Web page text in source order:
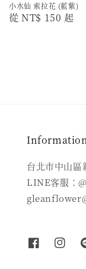
小水仙 索拉花 (藍紫)
Regular
從NT$ 150 起
台北市中山區
LINE客服：